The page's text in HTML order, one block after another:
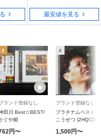
最安値を見る
3
ランド登録なし
田川 Best☆BEST/
ぐや姫
円〜
4
ブランド登録なし
プラチナムベスト 南
こうせつ (2HQCD)
1,500円〜